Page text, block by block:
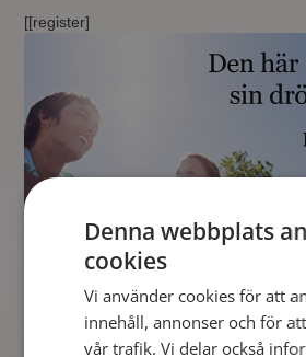
[[register]
Denna webbplats
cookies
Vi använder cookies för att
innehåll, annonser och för
vår trafik. Vi delar också